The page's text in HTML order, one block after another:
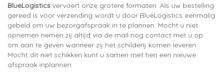
BlueLogistics vervoert onze grotere formaten. Als uw bestelling
gereed is voor verzending wordt u door BlueLogistics eenmalig
gebeld om uw bezorgafspraak in te plannen. Mocht u niet
opnemen nemen zij altijd via de mail nog contact met u op
om aan te geven wanneer zij het schilderij komen leveren.
Mocht dit niet schikken kunt u samen met hen een nieuwe
afspraak inplannen.